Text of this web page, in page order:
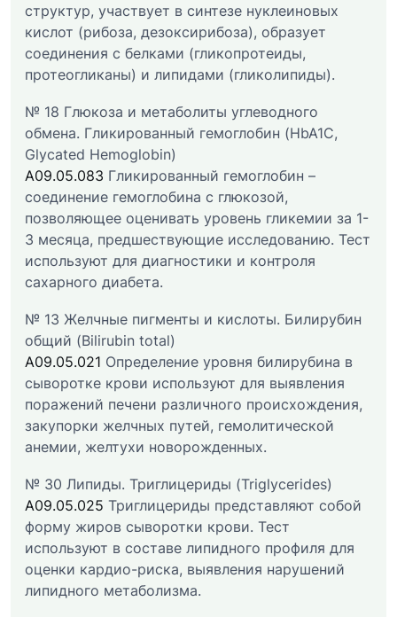
структур, участвует в синтезе нуклеиновых
кислот (рибоза, дезоксирибоза), образует
соединения с белками (гликопротеиды,
протеогликаны) и липидами (гликолипиды).
№ 18 Глюкоза и метаболиты углеводного
обмена. Гликированный гемоглобин (HbA1С,
Glycated Hemoglobin)
A09.05.083 Гликированный гемоглобин –
соединение гемоглобина с глюкозой,
позволяющее оценивать уровень гликемии за 1-
3 месяца, предшествующие исследованию. Тест
используют для диагностики и контроля
сахарного диабета.
№ 13 Желчные пигменты и кислоты. Билирубин
общий (Bilirubin total)
A09.05.021 Определение уровня билирубина в
сыворотке крови используют для выявления
поражений печени различного происхождения,
закупорки желчных путей, гемолитической
анемии, желтухи новорожденных.
№ 30 Липиды. Триглицериды (Triglycerides)
A09.05.025 Триглицериды представляют собой
форму жиров сыворотки крови. Тест
используют в составе липидного профиля для
оценки кардио-риска, выявления нарушений
липидного метаболизма.